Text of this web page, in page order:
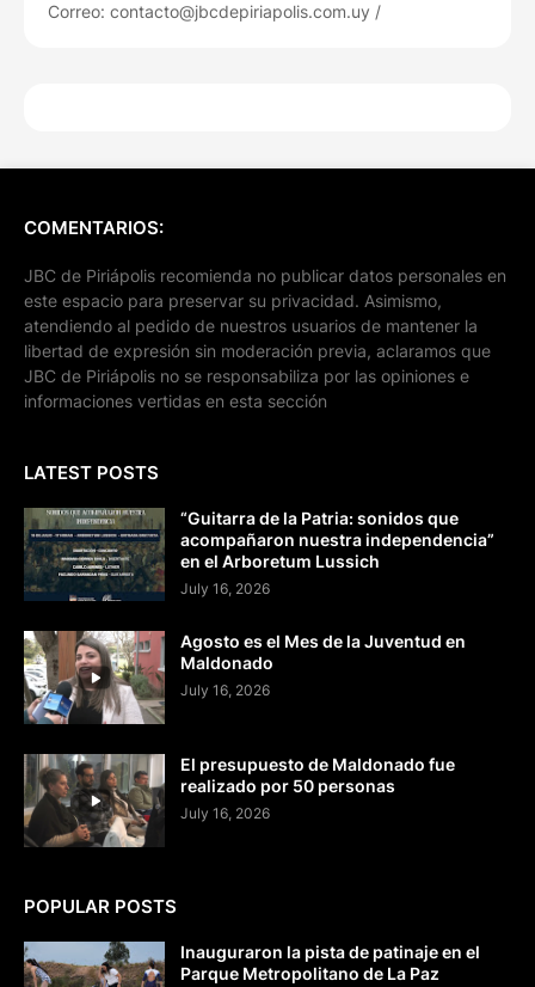
Correo: contacto@jbcdepiriapolis.com.uy /
COMENTARIOS:
JBC de Piriápolis recomienda no publicar datos personales en
este espacio para preservar su privacidad. Asimismo,
atendiendo al pedido de nuestros usuarios de mantener la
libertad de expresión sin moderación previa, aclaramos que
JBC de Piriápolis no se responsabiliza por las opiniones e
informaciones vertidas en esta sección
LATEST POSTS
“Guitarra de la Patria: sonidos que
acompañaron nuestra independencia”
en el Arboretum Lussich
July 16, 2026
Agosto es el Mes de la Juventud en
Maldonado
July 16, 2026
El presupuesto de Maldonado fue
realizado por 50 personas
July 16, 2026
POPULAR POSTS
Inauguraron la pista de patinaje en el
Parque Metropolitano de La Paz